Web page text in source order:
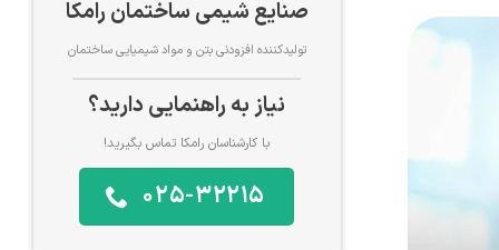
صنایع شیمی ساختمان رامکا
تولیدکننده افزودنی بتن و مواد شیمیایی ساختمان
نیاز به راهنمایی دارید؟
با کارشناسان رامکا تماس بگیرید!
025-32215